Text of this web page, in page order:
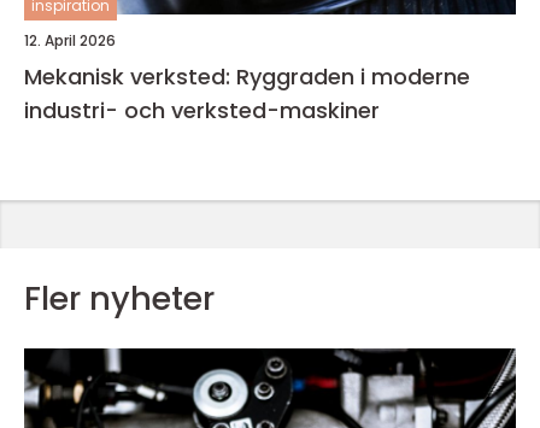
inspiration
12. April 2026
Mekanisk verksted: Ryggraden i moderne
industri- och verksted-maskiner
Fler nyheter